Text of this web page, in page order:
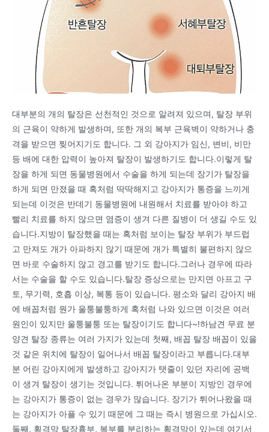
대부분의 개의 탈장은 선천적인 것으로 알려져 있으며, 탈장 부위
의 근육이 약하게 발생하며, 또한 개의 복부 근육벽이 약하거나 충
격을 받으면 찢어지기도 합니다. 그 외 강아지가 임신, 변비, 비만
등 배에 대한 압력이 높아져 탈장이 발생하기도 합니다.이렇게 탈
장을 하게 되면 동물병원에서 수술을 하게 되는데 장기가 탈장을
하게 되면 만졌을 때 혹처럼 딱딱해지고 강아지가 통증을 느끼게
되는데 이것은 반데기 동물병원에 내원해서 치료를 받아야 하고
빨리 치료를 하지 않으면 염증이 생겨 다른 질병이 더 생길 수도 있
습니다.지방이 탈장했을 때는 혹처럼 보이는 탈장 부위가 부드럽
고 만져도 개가 아파하지 않기 때문에 개가 특별히 불편하지 않으
면 바로 수술하지 않고 경고를 받기도 합니다.그러나 경우에 따라
서는 수술을 할 수도 있습니다.탈장 증상으로는 만지면 아프고 구
토, 무기력, 호흡 이상, 복통 등이 있습니다. 평소와 달리 강아지 배
에 배꼽처럼 뭔가 울퉁불퉁하게 혹처럼 나와 있으면 이것은 여러
원인이 있지만 울퉁불퉁 또는 탈장이기도 합니다~!하남견 무료 분
양견 탈장 종류는 여러 가지가 있는데 첫째, 배꼽 탈장 배꼽이 있을
것 같은 위치에 탈장이 일어나서 배꼽 탈장이라고 부릅니다.대부
분 어린 강아지에게 발생하고 강아지가 탯줄이 있던 자리에 공백
이 생겨 탈장이 생기는 것입니다. 튀어나온 부분이 지방인 경우에
는 강아지가 통증이 없는 경우가 많습니다. 장기가 튀어나왔을 때
는 강아지가 아플 수 있기 때문에 그 때는 즉시 병원으로 가십시오.
둘째, 횡격막 탈장흉부, 복부를 분리하는 횡격막이 있는데 여기서